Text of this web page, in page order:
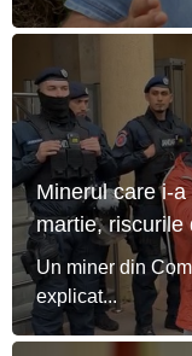
Minerul care i-
martie, riscurile
Un miner din
explicat...